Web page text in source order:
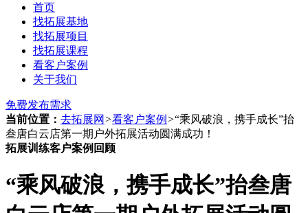
首页
找拓展基地
找拓展项目
找拓展课程
看客户案例
关于我们
免费发布需求
当前位置： 去拓展网 >看客户案例 >“乘风破浪，携手成长”抬
叁唐白云店第一期户外拓展活动圆满成功！
拓展训练客户案例回顾
“乘风破浪，携手成长”抬叁唐